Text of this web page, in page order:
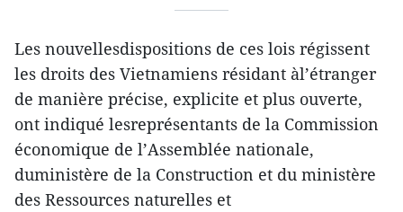
Les nouvellesdispositions de ces lois régissent
les droits des Vietnamiens résidant àl’étranger
de manière précise, explicite et plus ouverte,
ont indiqué lesreprésentants de la Commission
économique de l’Assemblée nationale,
duministère de la Construction et du ministère
des Ressources naturelles et